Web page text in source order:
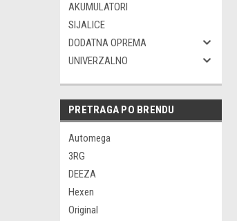
AKUMULATORI
SIJALICE
DODATNA OPREMA
UNIVERZALNO
PRETRAGA PO BRENDU
Automega
3RG
DEEZA
Hexen
Original